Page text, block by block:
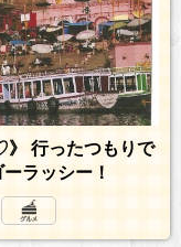
》 行ったつもりで
ラッシー！